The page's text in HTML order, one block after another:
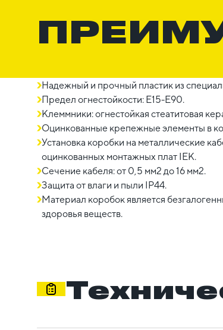
Надежный и прочный пластик из
Предел огнестойкости: E15-E90.
Клеммники: огнестойкая стеатитовая
Оцинкованные крепежные элементы в
Установка коробки на металлические
оцинкованных монтажных плат IEK.
Сечение кабеля: от 0,5 мм2 до 16 мм2.
Защита от влаги и пыли IP44.
Материал коробок является
здоровья веществ.